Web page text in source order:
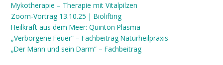
Mykotherapie – Therapie mit Vitalpilzen
Zoom-Vortrag 13.10.25 | Biolifting
Heilkraft aus dem Meer: Quinton Plasma
„Verborgene Feuer“ – Fachbeitrag Naturheilpraxis
„Der Mann und sein Darm“ – Fachbeitrag